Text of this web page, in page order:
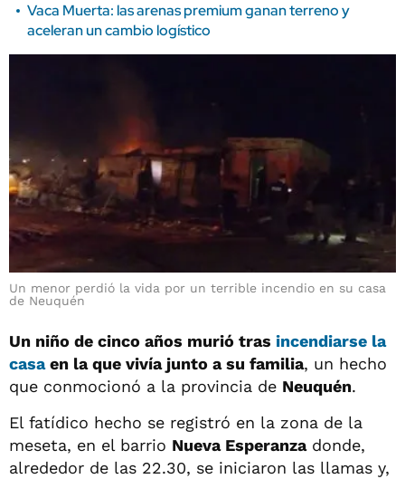
Vaca Muerta: las arenas premium ganan terreno y
aceleran un cambio logístico
Un menor perdió la vida por un terrible incendio en su casa
de Neuquén
Un niño de cinco años murió tras incendiarse la
casaen la que vivía junto a su familia, un hecho
que conmocionó a la provincia de Neuquén.
El fatídico hecho se registró en la zona de la
meseta, en el barrio Nueva Esperanzadonde,
alrededor de las 22.30, se iniciaron las llamas y,